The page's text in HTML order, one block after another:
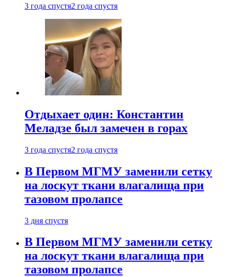
3 года спустя2 года спустя
Отдыхает один: Константин
Меладзе был замечен в горах
3 года спустя2 года спустя
В Первом МГМУ заменили сетку
на лоскут ткани влагалища при
тазовом пролапсе
3 дня спустя
В Первом МГМУ заменили сетку
на лоскут ткани влагалища при
тазовом пролапсе